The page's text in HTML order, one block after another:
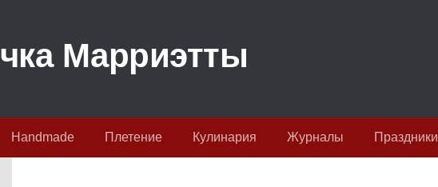
Handmade Плетение Кулинария Журналы Праздники